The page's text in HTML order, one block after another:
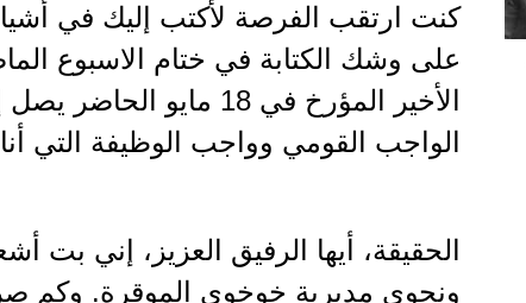
كنت ارتقب الفرصة لأكتب إليك في
على وشك الكتابة في ختام الاسبوع
الأخير المؤرخ في 18
الواجب القومي وواجب الوظيفة التي أنا
الحقيقة، أيها الرفيق العزيز، إني
ونحوى مديرية خوخوي الموقرة. وكم